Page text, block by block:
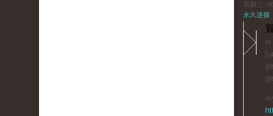
星期三,
永久连接
is